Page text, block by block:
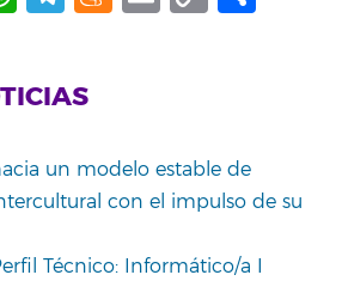
un modelo estable de
con el impulso de su
Técnico: Informático/a I